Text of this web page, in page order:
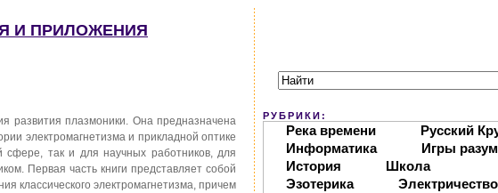
И ПРИЛОЖЕНИЯ
развития плазмоники. Она предназначена
электромагнетизма и прикладной оптике
так и для научных работников, для
Первая часть книги представляет собой
классического электромагнетизма, причем
РУБРИКИ:
Река времени
Русский
Информатика
Игры
История
Школа
Эзотерика
Электричество